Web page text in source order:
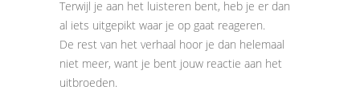
Terwijl je aan het luisteren bent, heb je er dan
al iets uitgepikt waar je op gaat reageren.
De rest van het verhaal hoor je dan helemaal
niet meer, want je bent jouw reactie aan het
uitbroeden.